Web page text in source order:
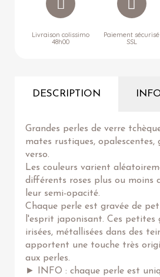
Livraison colissimo
48h00
Paiement sécurisé
SSL
DESCRIPTION
Grandes perles de verre
mates rustiques, opalescentes,
verso.
Les couleurs varient
différents roses plus ou moins
leur semi-opacité.
Chaque perle est gravée de
l'esprit japonisant. Ces petites
irisées, métallisées dans des
apportent une touche très
aux perles.
► INFO : chaque perle est